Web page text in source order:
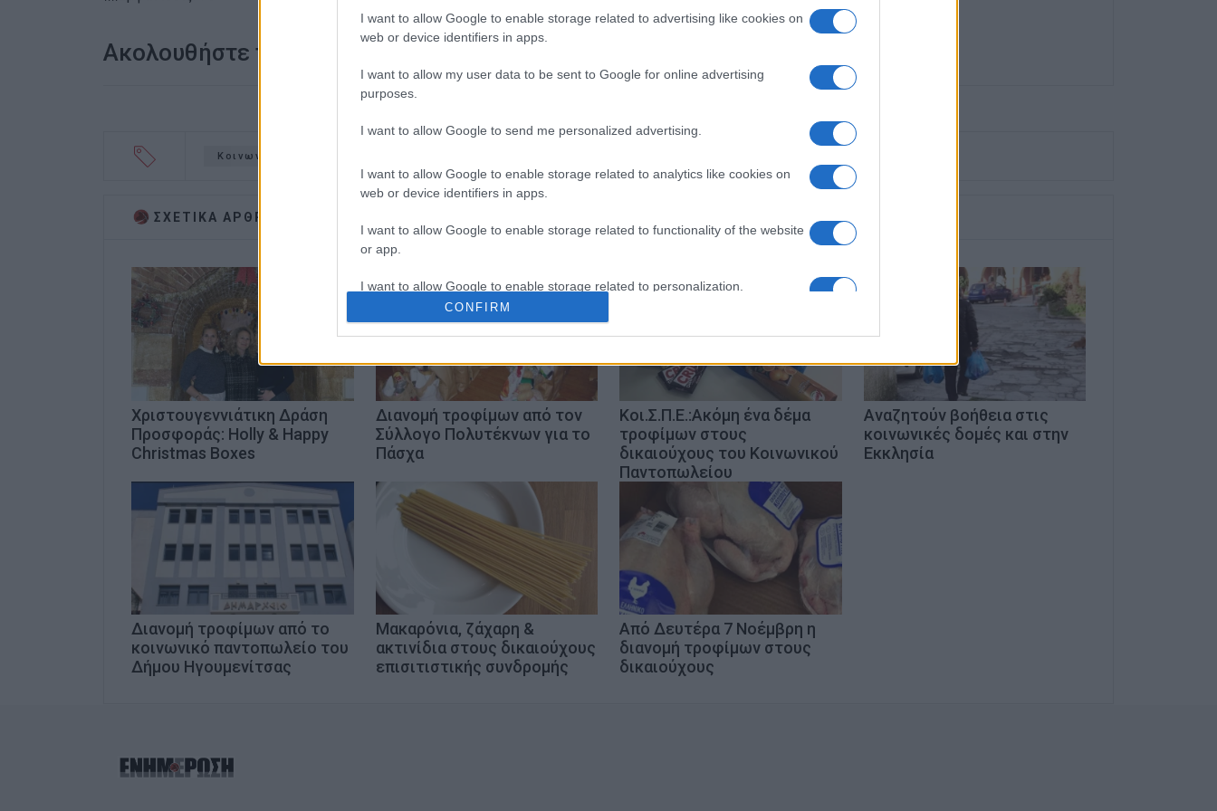
I want to allow Google to enable storage related to advertising like cookies on
web or device identifiers in apps.
I want to allow my user data to be sent to Google for online advertising
purposes.
I want to allow Google to send me personalized advertising.
I want to allow Google to enable storage related to analytics like cookies on
web or device identifiers in apps.
I want to allow Google to enable storage related to functionality of the website
or app.
I want to allow Google to enable storage related to personalization.
CONFIRM
Ακολουθήστε το enimerosi στο Facebook
Κοινωνικό Παντοπωλείο
ΣΧΕΤΙΚA AΡΘΡΑ
Χριστουγεννιάτικη Δράση
Προσφοράς: Holly & Happy
Christmas Boxes
Διανομή τροφίμων από τον
Σύλλογο Πολυτέκνων για το
Πάσχα
Κοι.Σ.Π.Ε.:Ακόμη ένα δέμα
τροφίμων στους
δικαιούχους του Κοινωνικού
Παντοπωλείου
Αναζητούν βοήθεια στις
κοινωνικές δομές και στην
Εκκλησία
Διανομή τροφίμων από το
κοινωνικό παντοπωλείο του
Δήμου Ηγουμενίτσας
Μακαρόνια, ζάχαρη &
ακτινίδια στους δικαιούχους
επισιτιστικής συνδρομής
Από Δευτέρα 7 Νοέμβρη η
διανομή τροφίμων στους
δικαιούχους